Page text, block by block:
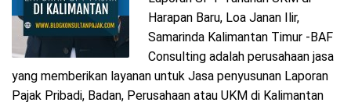
Harapan Baru, Loa Janan Ilir,
Samarinda Kalimantan Timur -BAF
Consulting adalah perusahaan jasa
yang memberikan layanan untuk Jasa penyusunan Laporan
Pajak Pribadi, Badan, Perusahaan atau UKM di Kalimantan